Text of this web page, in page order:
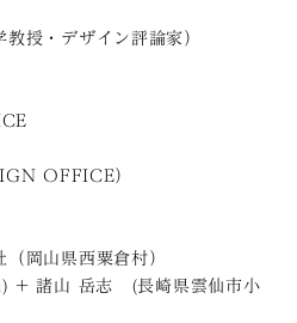
授・デザイン評論家）
OFFICE）
岡山県西粟倉村）
+ 諸山 岳志 (長崎県雲仙市小